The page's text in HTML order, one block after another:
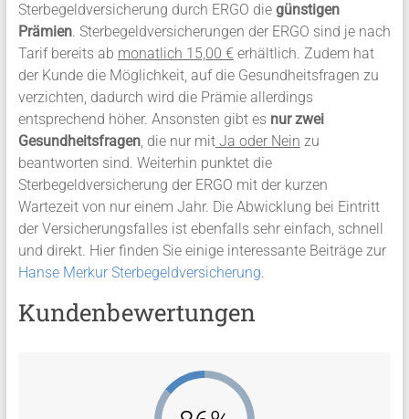
Sterbegeldversicherung durch ERGO die günstigen
Prämien. Sterbegeldversicherungen der ERGO sind je nach
Tarif bereits ab monatlich 15,00 € erhältlich. Zudem hat
der Kunde die Möglichkeit, auf die Gesundheitsfragen zu
verzichten, dadurch wird die Prämie allerdings
entsprechend höher. Ansonsten gibt esnur zwei
Gesundheitsfragen, die nur mitJa oder Nein zu
beantworten sind. Weiterhin punktet die
Sterbegeldversicherung der ERGO mit der kurzen
Wartezeit von nur einem Jahr. Die Abwicklung bei Eintritt
der Versicherungsfalles ist ebenfalls sehr einfach, schnell
und direkt. Hier finden Sie einige interessante Beiträge zur
Hanse Merkur Sterbegeldversicherung.
Kundenbewertungen